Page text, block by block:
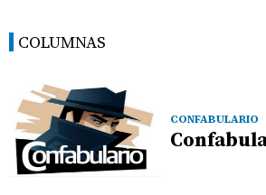
COLUMNAS
CONFABULARIO